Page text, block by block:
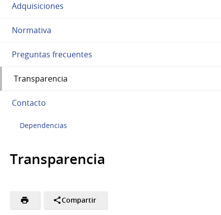
Adquisiciones
Normativa
Preguntas frecuentes
Transparencia
Contacto
Dependencias
Transparencia
Compartir